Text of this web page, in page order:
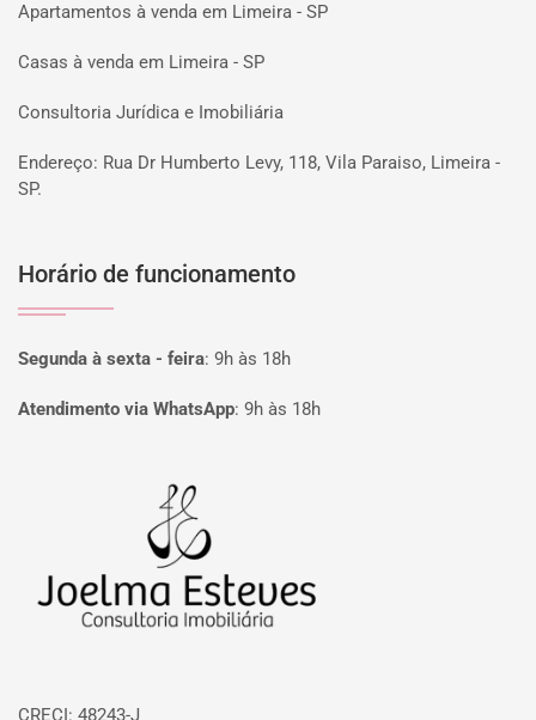
Apartamentos à venda em Limeira - SP
Casas à venda em Limeira - SP
Consultoria Jurídica e Imobiliária
Endereço: Rua Dr Humberto Levy, 118, Vila Paraiso, Limeira -
SP.
Horário de funcionamento
Segunda à sexta - feira: 9h às 18h
Atendimento via WhatsApp: 9h às 18h
CRECI: 48243-J